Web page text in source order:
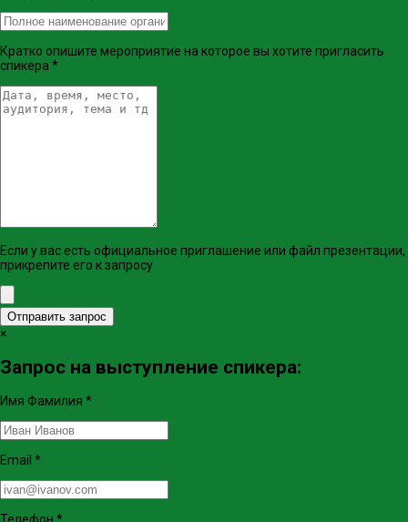
Кратко опишите мероприятие на которое вы хотите пригласить
спикера *
Если у вас есть официальное приглашение или файл презентации,
прикрепите его к запросу
Отправить запрос
×
Запрос на выступление спикера:
Имя Фамилия *
Email *